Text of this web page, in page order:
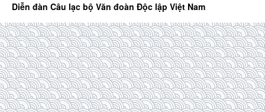
Diễn đàn Câu lạc bộ Văn đoàn Độc lập Việt Nam